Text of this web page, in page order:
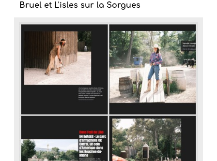
Bruel et L'isles sur la Sorgues